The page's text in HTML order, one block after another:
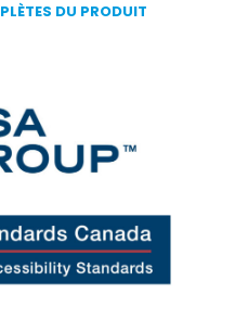
DU PRODUIT